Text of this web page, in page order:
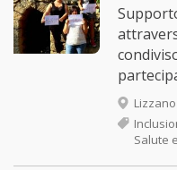
Lizzano
Salute